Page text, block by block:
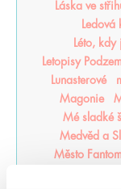
Láska ve
Ledová
Léto,
Letopisy
Lunasterové
Magonie
Mé sladké
Medvěd a
Město